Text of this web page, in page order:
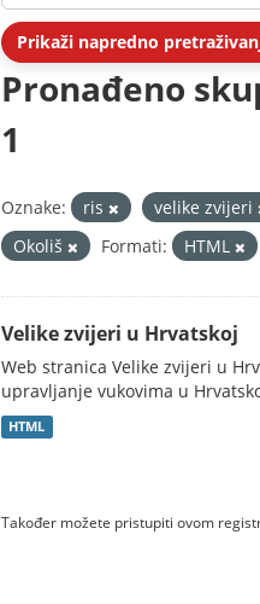
Prikaži napredno
Pronađeno
1
Oznake: ris velike zvijeri
Okoliš
Formati: HTML
Velike zvijeri u Hrvatskoj
Web stranica Velike zvijeri u
upravljanje vukovima u
HTML
Također možete pristupiti ovom